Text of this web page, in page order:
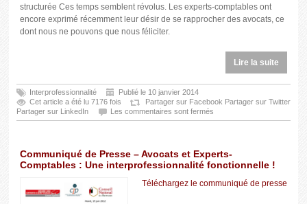
structurée Ces temps semblent révolus. Les experts-comptables ont
encore exprimé récemment leur désir de se rapprocher des avocats, ce
dont nous ne pouvons que nous féliciter.
Lire la suite
Interprofessionnalité
Publié le 10 janvier 2014
Cet article a été lu 7176 fois
Partager sur Facebook Partager sur Twitter
Partager sur LinkedIn
Les commentaires sont fermés
Communiqué de Presse – Avocats et Experts-
Comptables : Une interprofessionnalité fonctionnelle !
Téléchargez le communiqué de presse